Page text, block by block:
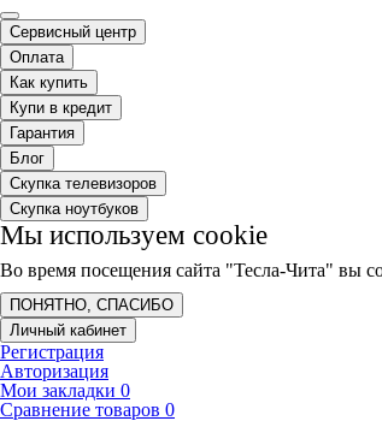
Сервисный центр
Оплата
Как купить
Купи в кредит
Гарантия
Блог
Скупка телевизоров
Скупка ноутбуков
Мы используем cookie
Во время посещения сайта "Тесла-Чита" вы
ПОНЯТНО, СПАСИБО
Личный кабинет
Регистрация
Авторизация
Мои закладки 0
Сравнение товаров 0